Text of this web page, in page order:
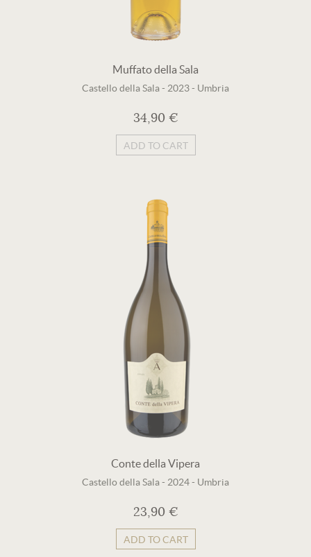
Muffato della Sala
Castello della Sala- 2023- Umbria
34,90 €
ADD TO CART
Conte della Vipera
Castello della Sala- 2024- Umbria
23,90 €
ADD TO CART